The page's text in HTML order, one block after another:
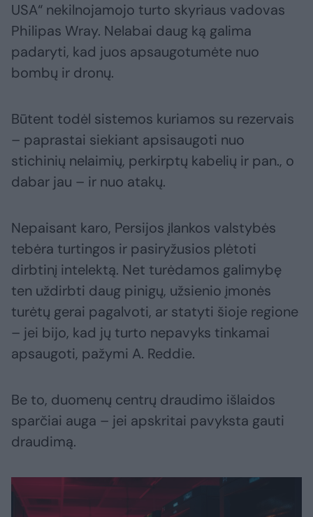
USA“ nekilnojamojo turto skyriaus vadovas
Philipas Wray. Nelabai daug ką galima
padaryti, kad juos apsaugotumėte nuo
bombų ir dronų.
Būtent todėl sistemos kuriamos su rezervais
– paprastai siekiant apsisaugoti nuo
stichinių nelaimių, perkirptų kabelių ir pan., o
dabar jau – ir nuo atakų.
Nepaisant karo, Persijos įlankos valstybės
tebėra turtingos ir pasiryžusios plėtoti
dirbtinį intelektą. Net turėdamos galimybę
ten uždirbti daug pinigų, užsienio įmonės
turėtų gerai pagalvoti, ar statyti šioje regione
– jei bijo, kad jų turto nepavyks tinkamai
apsaugoti, pažymi A. Reddie.
Be to, duomenų centrų draudimo išlaidos
sparčiai auga – jei apskritai pavyksta gauti
draudimą.